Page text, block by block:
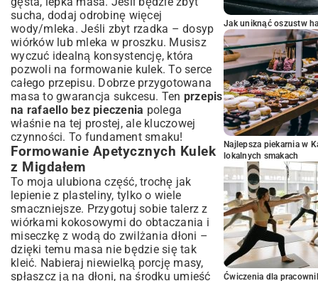
sucha, dodaj odrobinę więcej
wody/mleka. Jeśli zbyt rzadka – dosyp
wiórków lub mleka w proszku. Musisz
wyczuć idealną konsystencję, która
pozwoli na formowanie kulek. To serce
całego przepisu. Dobrze przygotowana
masa to gwarancja sukcesu. Ten przepis
na rafaello bez pieczenia polega
właśnie na tej prostej, ale kluczowej
czynności. To fundament smaku!
Formowanie Apetycznych Kulek
z Migdałem
To moja ulubiona część, trochę jak
lepienie z plasteliny, tylko o wiele
smaczniejsze. Przygotuj sobie talerz z
wiórkami kokosowymi do obtaczania i
miseczkę z wodą do zwilżania dłoni –
dzięki temu masa nie będzie się tak
kleić. Nabieraj niewielką porcję masy,
spłaszcz ją na dłoni, na środku umieść
Jak uniknąć oszustw
Najlepsza piekarnia w
lokalnych smakach
Ćwiczenia dla